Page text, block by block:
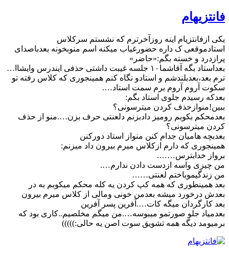
فانتزیهام
یکی ازفانتزیام اینه روزآخرترم که نشستم سرکلاس
استادموقعی ک داره حضورغیاب میکنه اسم منوبخونه بعدباصدای
پرازدرد و خسته بگم:«حاضر»
بعداستاد بگه آقاشما۱۰ جلسه غیبت داشتی حذفی ایندرس وایشاا…
ترم بعد،بعدبلندشم و استادو نگاه کنم همینجوری که کلاس رفته تو
سکوت آروم آروم برم سمت استاد….
بعدکه رسیدم جلوی استاد بگم:
ببین!منوازحذف کردن میترسونی؟
بعدمحکم بکوبم رومیز دادبزنم دلعنتی حرف بزن….منو از حذف
کردن میترسونی؟
بعدبچه هامیان جدام کنن منواز استاد دورکنن
همینجوری که دارم ازکلاس میرم بیرون داد میزنم:
برواز خدابترس…….
من چیزی واسه ازدست دادن ندارم….
من زندگیموباختم لعنتی……
بعد همینطوری که همه کپ کردن یه کله محکم میکوبم به در
بعدش درخورد میشه بعدمن خونی ومالی از کلاس میرم بیرون
بعد کارگردان میگه کات….آفرین پسر آفرین
بعدمیاد جلو صورتمو میبوسه….من میگم مخلصیم..کاری بود که
برمیومد دیگه همه تشویق سوت اصن یه حالی:)))))